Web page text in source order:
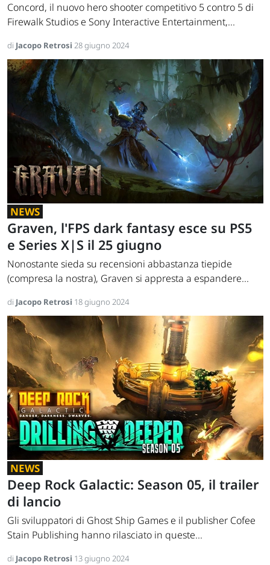
Concord, il nuovo hero shooter competitivo 5 contro 5 di
Firewalk Studios e Sony Interactive Entertainment,...
di Jacopo Retrosi 28 giugno 2024
NEWS
Graven, l'FPS dark fantasy esce su PS5
e Series X|S il 25 giugno
Nonostante sieda su recensioni abbastanza tiepide
(compresa la nostra), Graven si appresta a espandere...
di Jacopo Retrosi 18 giugno 2024
NEWS
Deep Rock Galactic: Season 05, il trailer
di lancio
Gli sviluppatori di Ghost Ship Games e il publisher Cofee
Stain Publishing hanno rilasciato in queste...
di Jacopo Retrosi 13 giugno 2024